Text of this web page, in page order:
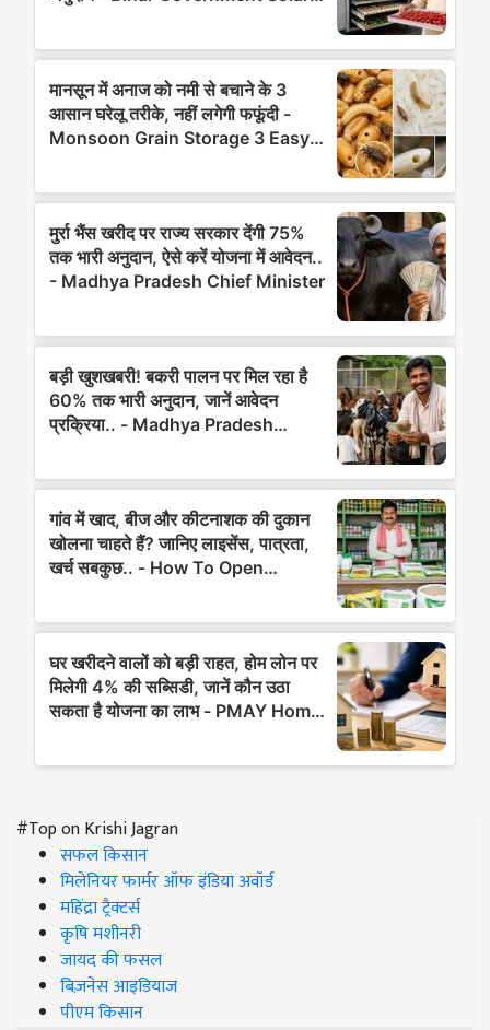
#Top on Krishi Jagran
सफल किसान
मिलेनियर फार्मर ऑफ इंडिया अवॉर्ड
महिंद्रा ट्रैक्टर्स
कृषि मशीनरी
जायद की फसल
बिज़नेस आइडियाज
पीएम किसान